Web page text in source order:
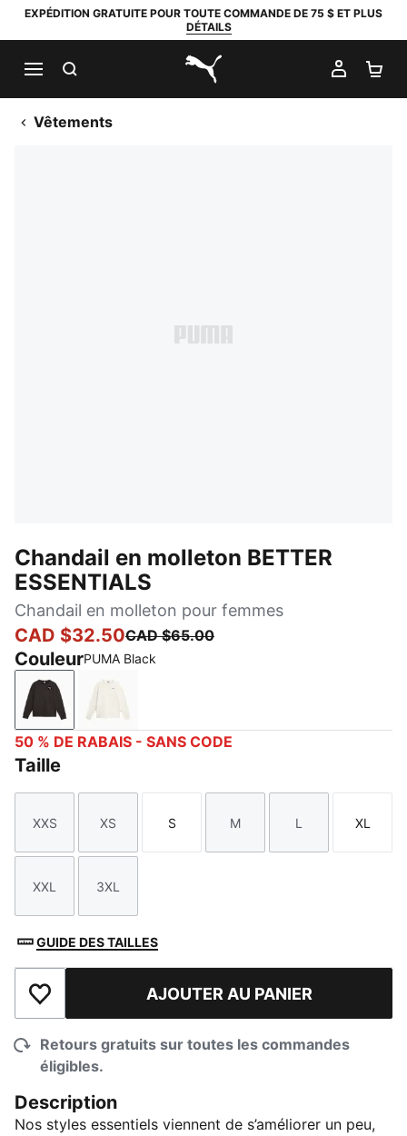
EXPÉDITION GRATUITE POUR TOUTE COMMANDE DE 75 $ ET PLUS
DÉTAILS
PUMA.com
MON
Vêtements
Chandail en molleton BETTER
ESSENTIALS
Chandail en molleton pour femmes
CAD $32.50CAD $65.00
CouleurPUMA Black
PUMA Blackno color
50 % DE RABAIS - SANS CODE
Taille
Taille
XXS
Taille
XS
Taille
S
Taille
M
Taille
L
Taille
XL
Taille
XXL
Taille
3XL
GUIDE DES TAILLES
Ajouter à la liste de souhaits
AJOUTER AU PANIER
Retours gratuits sur toutes les commandes
éligibles.
Description
Nos styles essentiels viennent de s’améliorer un peu,